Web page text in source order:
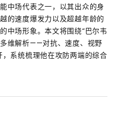
中场代表之一，以其出众的身
的速度爆发力以及超越年龄的
中场形象。本文将围绕“巴尔韦
维解析——对抗、速度、视野
系统梳理他在攻防两端的综合